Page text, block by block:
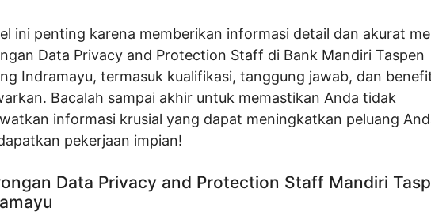
ini penting karena memberikan informasi detail dan akurat
Data Privacy and Protection Staff di Bank Mandiri Taspen
Indramayu, termasuk kualifikasi, tanggung jawab, dan
Bacalah sampai akhir untuk memastikan Anda tidak
informasi krusial yang dapat meningkatkan peluang
pekerjaan impian!
Data Privacy and Protection Staff Mandiri